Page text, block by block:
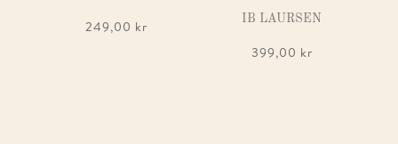
249,00 kr IB LAURSEN
399,00 kr